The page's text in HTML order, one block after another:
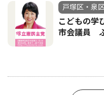
戸塚区・泉
こどもの学
市会議員